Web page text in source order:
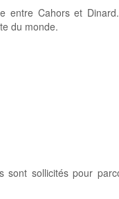
entre Cahors et
du monde.
sont sollicités pour